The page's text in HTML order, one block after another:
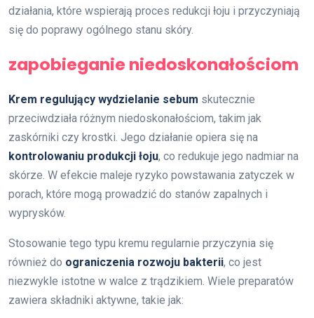
działania, które wspierają proces redukcji łoju i przyczyniają
się do poprawy ogólnego stanu skóry.
zapobieganie niedoskonałościom
Krem regulujący wydzielanie sebum skutecznie
przeciwdziała różnym niedoskonałościom, takim jak
zaskórniki czy krostki. Jego działanie opiera się na
kontrolowaniu produkcji łoju, co redukuje jego nadmiar na
skórze. W efekcie maleje ryzyko powstawania zatyczek w
porach, które mogą prowadzić do stanów zapalnych i
wyprysków.
Stosowanie tego typu kremu regularnie przyczynia się
również do ograniczenia rozwoju bakterii, co jest
niezwykle istotne w walce z trądzikiem. Wiele preparatów
zawiera składniki aktywne, takie jak: